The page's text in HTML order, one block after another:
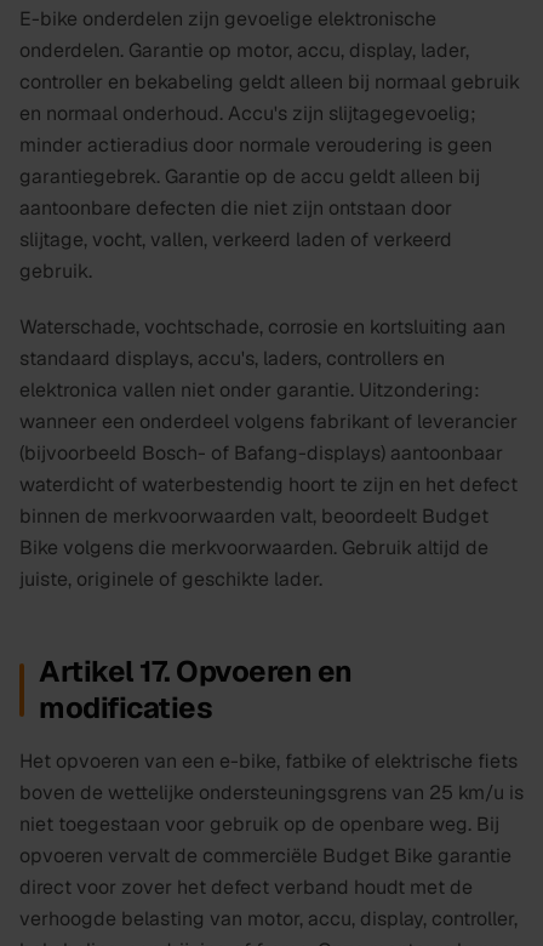
E-bike onderdelen zijn gevoelige elektronische
onderdelen. Garantie op motor, accu, display, lader,
controller en bekabeling geldt alleen bij normaal gebruik
en normaal onderhoud. Accu's zijn slijtagegevoelig;
minder actieradius door normale veroudering is geen
garantiegebrek. Garantie op de accu geldt alleen bij
aantoonbare defecten die niet zijn ontstaan door
slijtage, vocht, vallen, verkeerd laden of verkeerd
gebruik.
Waterschade, vochtschade, corrosie en kortsluiting aan
standaard displays, accu's, laders, controllers en
elektronica vallen niet onder garantie. Uitzondering:
wanneer een onderdeel volgens fabrikant of leverancier
(bijvoorbeeld Bosch- of Bafang-displays) aantoonbaar
waterdicht of waterbestendig hoort te zijn en het defect
binnen de merkvoorwaarden valt, beoordeelt Budget
Bike volgens die merkvoorwaarden. Gebruik altijd de
juiste, originele of geschikte lader.
Artikel 17. Opvoeren en
modificaties
Het opvoeren van een e-bike, fatbike of elektrische fiets
boven de wettelijke ondersteuningsgrens van 25 km/u is
niet toegestaan voor gebruik op de openbare weg. Bij
opvoeren vervalt de commerciële Budget Bike garantie
direct voor zover het defect verband houdt met de
verhoogde belasting van motor, accu, display, controller,